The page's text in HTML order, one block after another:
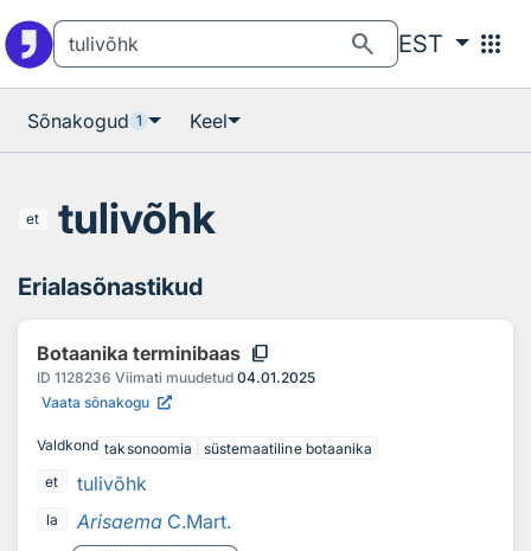
search EST apps
Sõnakogud 1 Keel
et tulivõhk
Erialasõnastikud
Botaanika terminibaas content_copy
ID 1128236 Viimati muudetud 04.01.2025
Vaata sõnakogu
Valdkond taksonoomia
süstemaatiline botaanika
et
tulivõhk
la Arisaema C.Mart.